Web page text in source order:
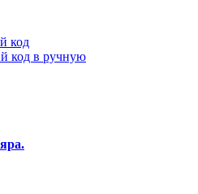
код
код в ручную